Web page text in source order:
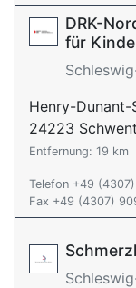
DRK-
für
Henry-Dunant-
24223
Entfernung: 19 km
Telefon +49
Fax +49 (4307)